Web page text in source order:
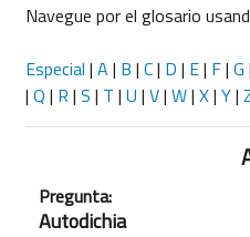
Navegue por el glosario
Especial | A | B | C| D | E| F| G |
| Q | R | S | T | U | V| W| X| Y|
Pregunta:
Autodichia